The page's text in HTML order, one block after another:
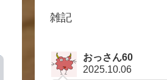
雑記
おっさん60
2025.10.06